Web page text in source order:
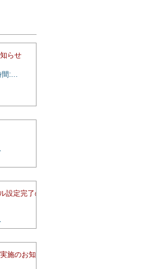
らせ
読了時間: 2分
設定完了の
施のお知ら